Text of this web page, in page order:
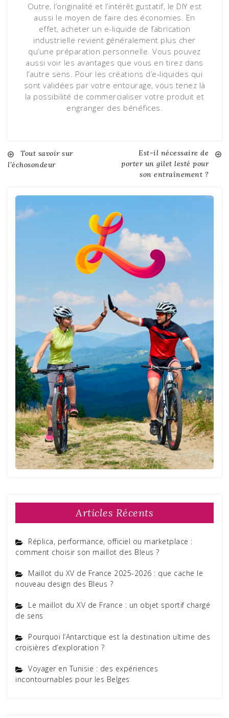
Outre, l’originalité et l’intérêt gustatif, le DIY est
aussi le moyen de faire des économies. En
effet, acheter un e-liquide de fabrication
industrielle revient généralement plus cher
qu’une préparation personnelle. Vous pouvez
aussi voir les avantages que vous en tirez dans
l’autre sens. Pour les créations d’e-liquides qui
sont validées par votre entourage, vous tenez là
la possibilité de commercialiser votre produit et
engranger des bénéfices.
Navigation
l’article
Tout savoir sur
l’échosondeur
Est-il nécessaire de
porter un gilet lesté pour
son entraînement ?
Articles Récents
Réplica, performance, officiel ou marketplace :
comment choisir son maillot des Bleus ?
Maillot du XV de France 2025-2026 : que cache le
nouveau design des Bleus ?
Le maillot du XV de France : un objet sportif chargé
de sens
Pourquoi l’Antarctique est la destination ultime des
croisières d’exploration ?
Voyager en Tunisie : des expériences
incontournables pour les Belges